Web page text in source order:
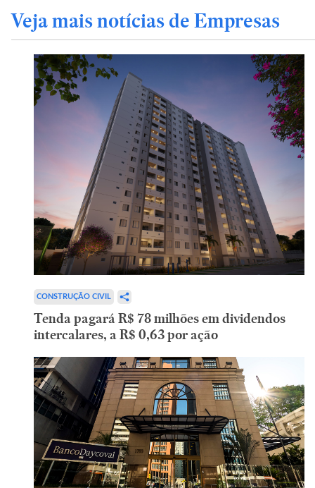
Veja mais notícias de Empresas
CONSTRUÇÃO CIVIL
Tenda pagará R$ 78 milhões em dividendos
intercalares, a R$ 0,63 por ação